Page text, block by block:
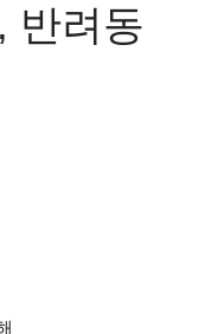
반려동